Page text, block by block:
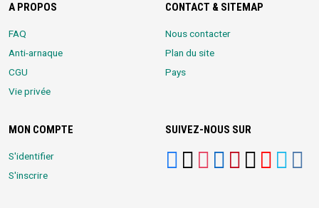
A PROPOS
FAQ
Anti-arnaque
CGU
Vie privée
CONTACT & SITEMAP
Nous contacter
Plan du site
Pays
MON COMPTE
S'identifier
S'inscrire
SUIVEZ-NOUS SUR